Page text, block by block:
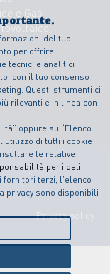
del tuo
per offrire
tecnici e analitici
con il tuo consenso
Questi strumenti ci
rilevanti e in linea con
oppure su “Elenco
di tutti i cookie
le relative
per i dati
terzi, l’elenco
privacy sono disponibili
e Gas
Privacy policy